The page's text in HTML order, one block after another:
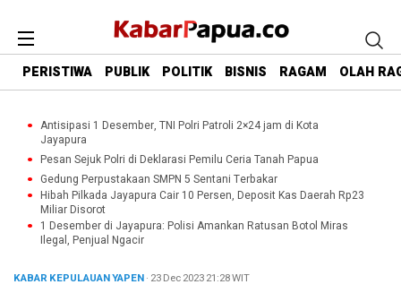
PERISTIWA PUBLIK POLITIK BISNIS RAGAM OLAH
Antisipasi 1 Desember, TNI Polri Patroli 2×24 jam di Kota
Jayapura
Pesan Sejuk Polri di Deklarasi Pemilu Ceria Tanah Papua
Gedung Perpustakaan SMPN 5 Sentani Terbakar
Hibah Pilkada Jayapura Cair 10 Persen, Deposit Kas Daerah Rp23
Miliar Disorot
1 Desember di Jayapura: Polisi Amankan Ratusan Botol Miras
Ilegal, Penjual Ngacir
KABAR KEPULAUAN YAPEN· 23 Dec 202321:28WIT